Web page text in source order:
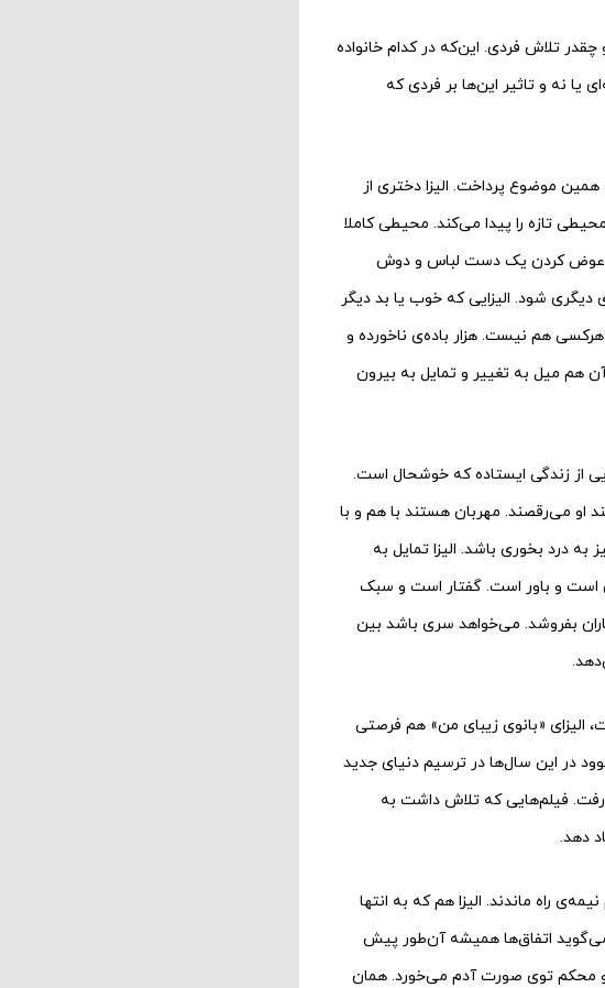
تلاش فردی. این‌که در کدام خانواده
یا نه و تاثیر این‌‌‌‌ها بر فردی که
موضوع پرداخت. الیزا دختری از
تازه را پیدا می‌‌‌‌کند. محیطی کاملا
با عوض کردن یک دست لباس و دوش
شود. الیزایی که خوب یا بد دیگر
هم نیست. هزار باده‌‌‌‌ی ناخورده و
هم میل به تغییر و تمایل به بیرون
از زندگی ایستاده که خوشحال است.
می‌‌‌‌رقصند. مهربان هستند با هم و با
درد بخوری باشد. الیزا تمایل به
است و باور است. گفتار است و سبک
بفروشد. می‌‌‌‌خواهد سری باشد بین
الیزای «بانوی زیبای من» هم فرصتی
در این سال‌‌‌‌ها در ترسیم دنیای جدید
فیلم‌‌‌‌هایی که تلاش داشت به
دهد.
راه ماندند. الیزا هم که به انتها
اتفاق‌‌‌‌ها همیشه آن‌طور پیش
محکم توی صورت آدم می‌‌‌‌خورد. همان